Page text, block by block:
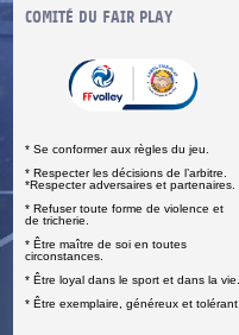
COMITÉ DU FAIR PLAY
* Se conformer aux règles du jeu.
* Respecter les décisions de l’arbitre.
*Respecter adversaires et partenaires.
* Refuser toute forme de violence et
de tricherie.
* Être maître de soi en toutes
circonstances.
* Être loyal dans le sport et dans la vie.
* Être exemplaire, généreux et tolérant